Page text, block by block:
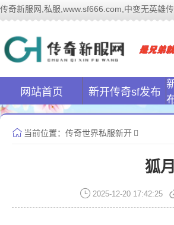
传奇新服网,私服,www.sf666.com,中变无英雄
网站首页 新开传奇sf发布
当前位置： 传奇世界私服新开
狐
2025-12-20 17:42:25